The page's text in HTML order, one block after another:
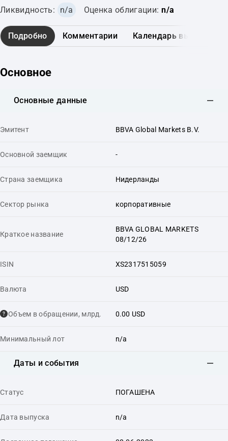
Ликвидность: n/a Оценка облигации: n/a
Подробно Комментарии Календарь выплат
Основное
Основные данные
Эмитент BBVA Global Markets B.V.
Основной заемщик -
Страна заемщика Нидерланды
Сектор рынка корпоративные
Краткое название
BBVA GLOBAL MARKETS
08/12/26
ISIN XS2317515059
Валюта USD
Объем в обращении, млрд. 0.00 USD
Минимальный лот n/a
Даты и события
Статус ПОГАШЕНА
Дата выпуска n/a